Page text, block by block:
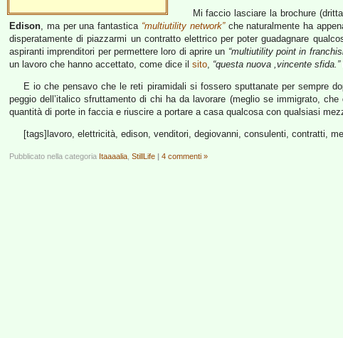
Mi faccio lasciare la brochure
Edison, ma per una fantastica “multiutility network”che naturalmente ha
disperatamente di piazzarmi un contratto elettrico per poter guadagnare
aspiranti imprenditori per permettere loro di aprire un “multiutility point in
un lavoro che hanno accettato, come dice il sito, “questa nuova ,vincente sfida.”
E io che pensavo che le reti piramidali si fossero sputtanate per sempre
peggio dell’italico sfruttamento di chi ha da lavorare (meglio se immigrato,
quantità di porte in faccia e riuscire a portare a casa qualcosa con qualsiasi
[tags]lavoro, elettricità, edison, venditori, degiovanni, consulenti, contratti,
Pubblicato nella categoria Itaaaalia StillLife | 4 commenti »